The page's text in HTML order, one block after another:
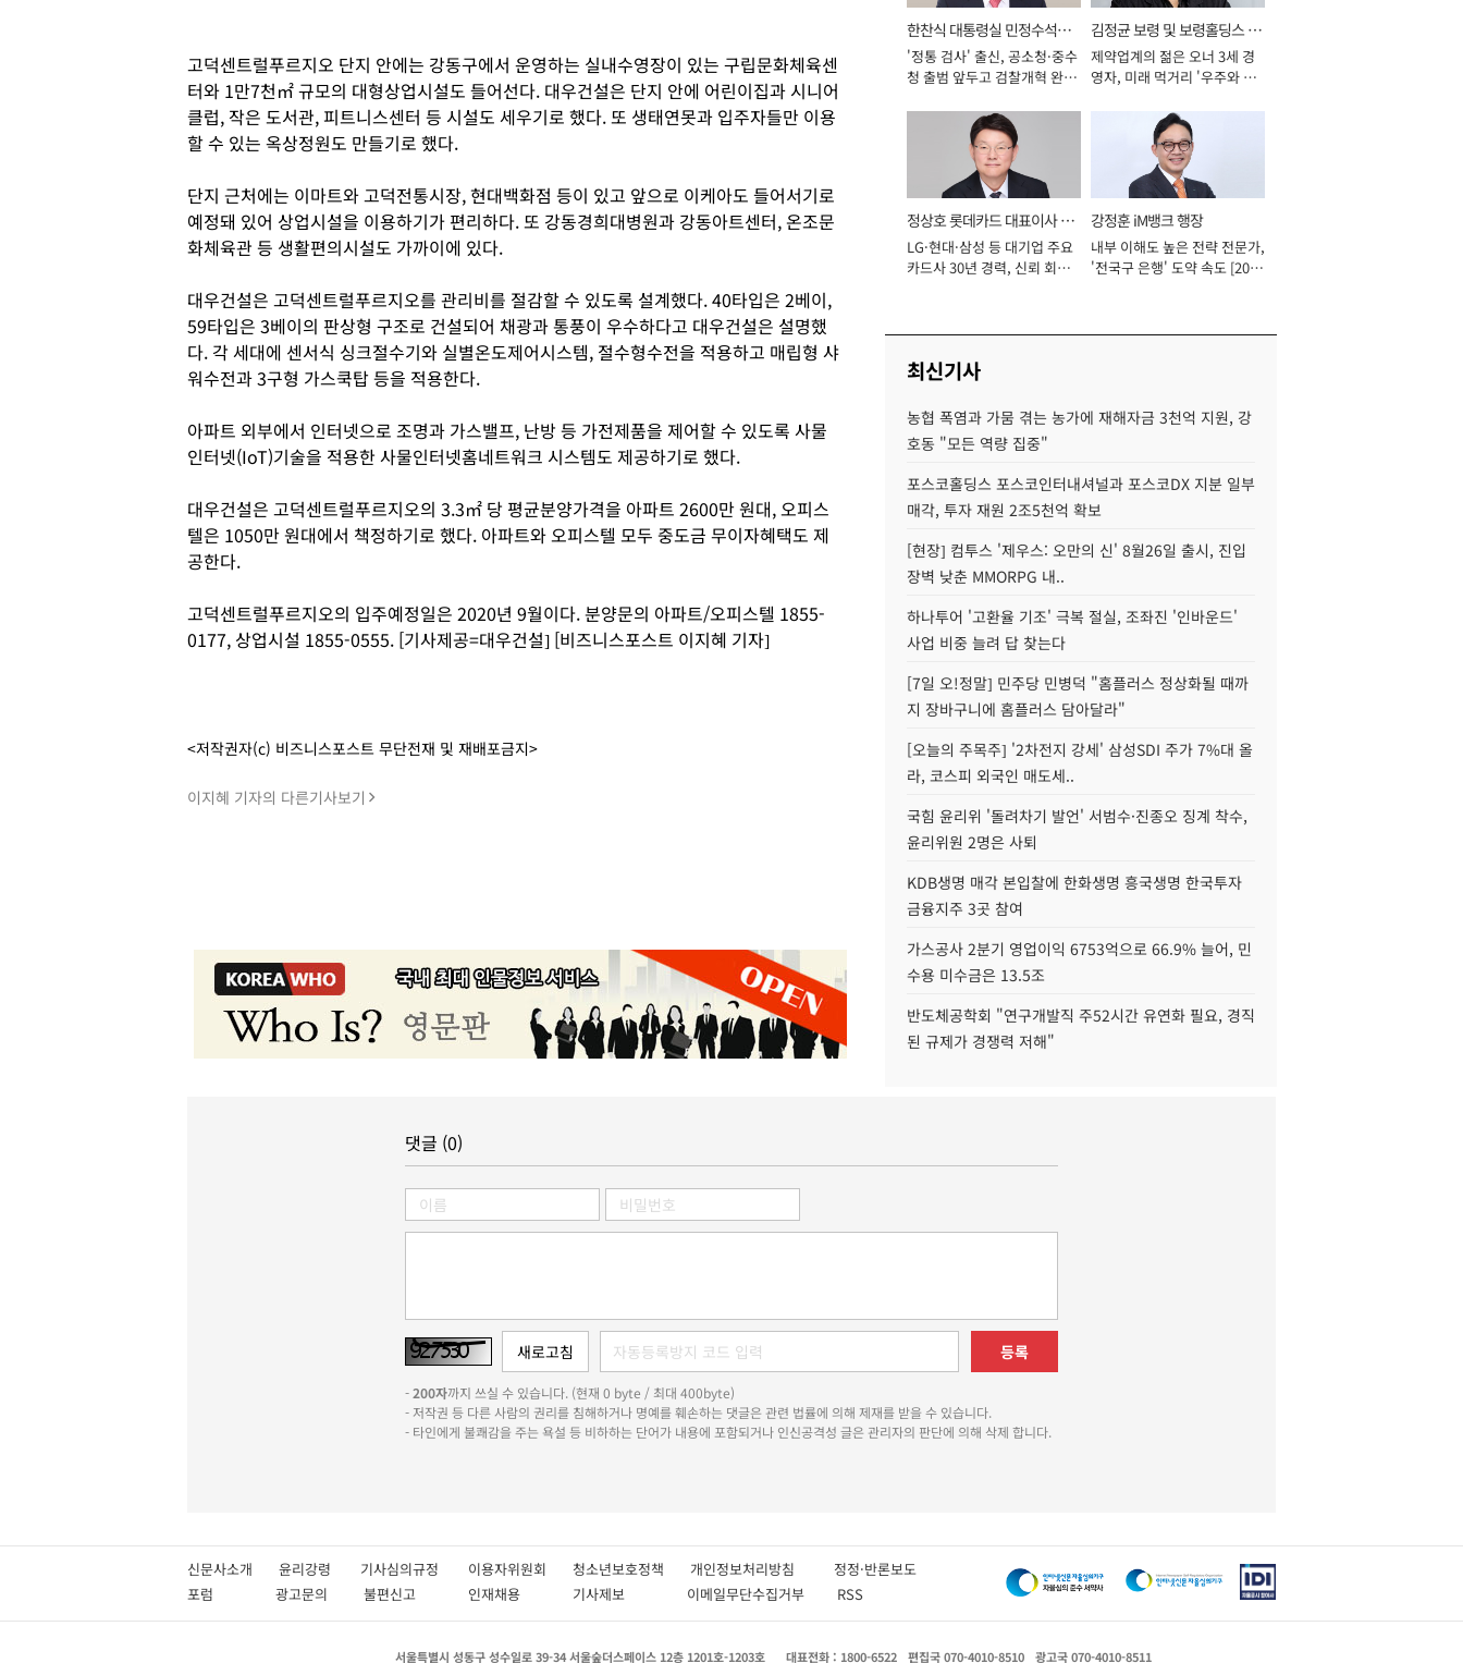
고덕센트럴푸르지오 단지 안에는 강동구에서 운영하는 실내수영장이 있는 구립문화체육센
터와 1만7천㎡ 규모의 대형상업시설도 들어선다. 대우건설은 단지 안에 어린이집과 시니어
클럽, 작은 도서관, 피트니스센터 등 시설도 세우기로 했다. 또 생태연못과 입주자들만 이용
할 수 있는 옥상정원도 만들기로 했다.
단지 근처에는 이마트와 고덕전통시장, 현대백화점 등이 있고 앞으로 이케아도 들어서기로
예정돼 있어 상업시설을 이용하기가 편리하다. 또 강동경희대병원과 강동아트센터, 온조문
화체육관 등 생활편의시설도 가까이에 있다.
대우건설은 고덕센트럴푸르지오를 관리비를 절감할 수 있도록 설계했다. 40타입은 2베이,
59타입은 3베이의 판상형 구조로 건설되어 채광과 통풍이 우수하다고 대우건설은 설명했
다. 각 세대에 센서식 싱크절수기와 실별온도제어시스템, 절수형수전을 적용하고 매립형 샤
워수전과 3구형 가스쿡탑 등을 적용한다.
아파트 외부에서 인터넷으로 조명과 가스밸프, 난방 등 가전제품을 제어할 수 있도록 사물
인터넷(IoT)기술을 적용한 사물인터넷홈네트워크 시스템도 제공하기로 했다.
대우건설은 고덕센트럴푸르지오의 3.3㎡ 당 평균분양가격을 아파트 2600만 원대, 오피스
텔은 1050만 원대에서 책정하기로 했다. 아파트와 오피스텔 모두 중도금 무이자혜택도 제
공한다.
고덕센트럴푸르지오의 입주예정일은 2020년 9월이다. 분양문의 아파트/오피스텔 1855-
0177, 상업시설 1855-0555. [기사제공=대우건설] [비즈니스포스트 이지혜 기자]
<저작권자(c) 비즈니스포스트 무단전재 및 재배포금지>
이지혜 기자의 다른기사보기
한찬식 대통령실 민정수석비
서관
'정통 검사' 출신, 공소청·중수
청 출범 앞두고 검찰개혁 완수
김정균 보령 및 보령홀딩스 대
표이사 사장
제약업계의 젊은 오너 3세 경
영자, 미래 먹거리 '우주와 헬
정상호 롯데카드 대표이사 사
장
LG·현대·삼성 등 대기업 주요
카드사 30년 경력, 신뢰 회복
강정훈 iM뱅크 행장
내부 이해도 높은 전략 전문가,
'전국구 은행' 도약 속도 [2026
최신기사
농협 폭염과 가뭄 겪는 농가에 재해자금 3천억 지원, 강
호동 "모든 역량 집중"
포스코홀딩스 포스코인터내셔널과 포스코DX 지분 일부
매각, 투자 재원 2조5천억 확보
[현장] 컴투스 '제우스: 오만의 신' 8월26일 출시, 진입
장벽 낮춘 MMORPG 내..
하나투어 '고환율 기조' 극복 절실, 조좌진 '인바운드'
사업 비중 늘려 답 찾는다
[7일 오!정말] 민주당 민병덕 "홈플러스 정상화될 때까
지 장바구니에 홈플러스 담아달라"
[오늘의 주목주] '2차전지 강세' 삼성SDI 주가 7%대 올
라, 코스피 외국인 매도세..
국힘 윤리위 '돌려차기 발언' 서범수·진종오 징계 착수,
윤리위원 2명은 사퇴
KDB생명 매각 본입찰에 한화생명 흥국생명 한국투자
금융지주 3곳 참여
가스공사 2분기 영업이익 6753억으로 66.9% 늘어, 민
수용 미수금은 13.5조
반도체공학회 "연구개발직 주52시간 유연화 필요, 경직
된 규제가 경쟁력 저해"
댓글 (0)
등록
-200자까지 쓰실 수 있습니다. (현재 0 byte / 최대 400byte)
- 저작권 등 다른 사람의 권리를 침해하거나 명예를 훼손하는 댓글은 관련 법률에 의해 제재를 받을 수 있습니다.
- 타인에게 불쾌감을 주는 욕설 등 비하하는 단어가 내용에 포함되거나 인신공격성 글은 관리자의 판단에 의해 삭제 합니다.
신문사소개 윤리강령 기사심의규정 이용자위원회 청소년보호정책 개인정보처리방침 정정·반론보도
포럼
광고문의 불편신고 인재채용 기사제보 이메일무단수집거부 RSS
서울특별시 성동구 성수일로 39-34 서울숲더스페이스 12층 1201호-1203호 대표전화 : 1800-6522 편집국 070-4010-8510 광고국 070-4010-8511